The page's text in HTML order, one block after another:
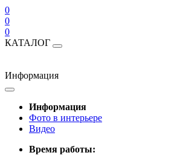
0
0
0
КАТАЛОГ
Информация
Информация
Фото в интерьере
Видео
Время работы: